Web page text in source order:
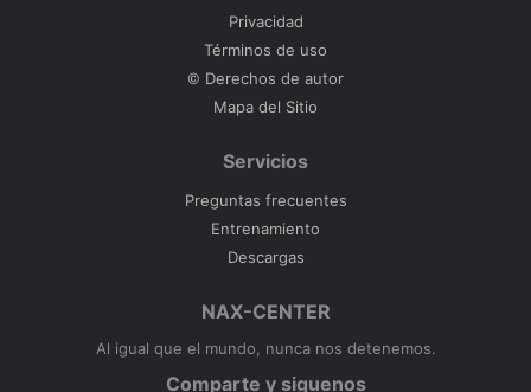
Privacidad
Términos de uso
© Derechos de autor
Mapa del Sitio
Servicios
Preguntas frecuentes
Entrenamiento
Descargas
NAX-CENTER
Al igual que el mundo, nunca nos detenemos.
Comparte y siguenos